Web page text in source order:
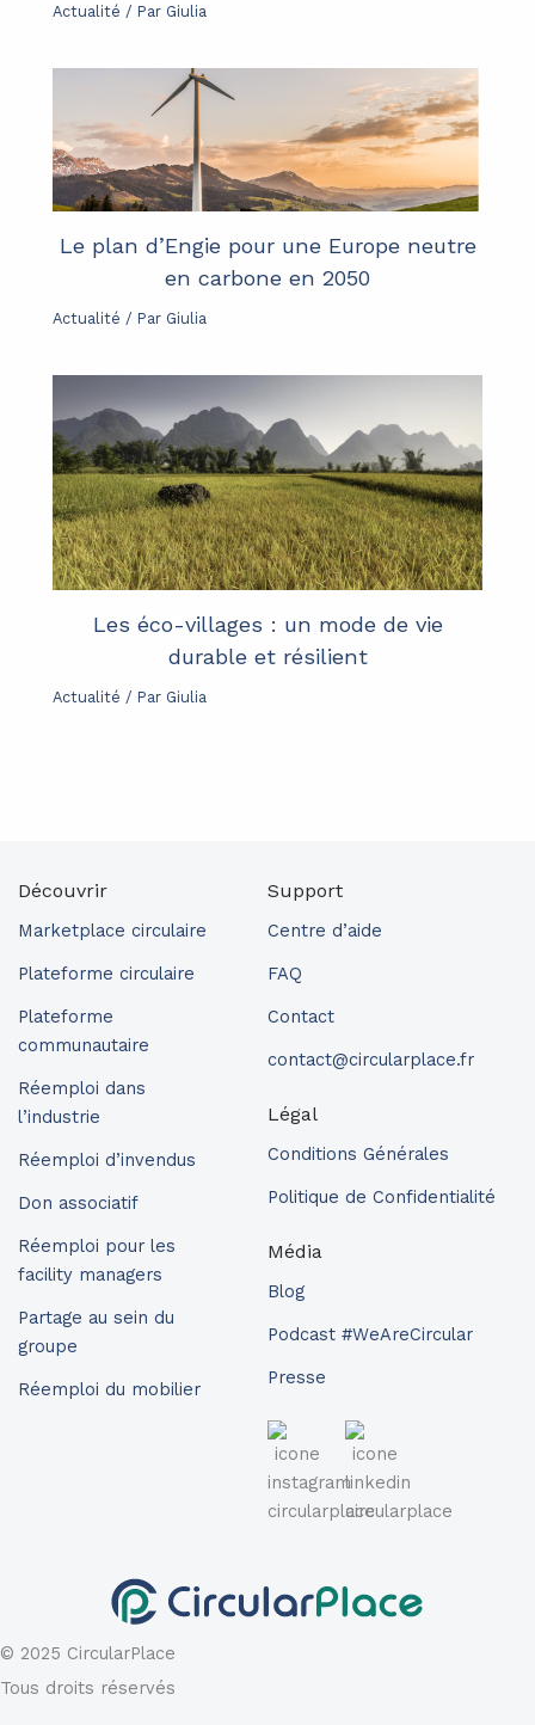
Actualité / Par Giulia
Le plan d’Engie pour une Europe neutre
en carbone en 2050
Actualité / Par Giulia
Les éco-villages : un mode de vie
durable et résilient
Actualité / Par Giulia
Découvrir
Marketplace circulaire
Plateforme circulaire
Plateforme
communautaire
Réemploi dans
l’industrie
Réemploi d’invendus
Don associatif
Réemploi pour les
facility managers
Partage au sein du
groupe
Réemploi du mobilier
Support
Centre d’aide
FAQ
Contact
contact@circularplace.fr
Légal
Conditions Générales
Politique de Confidentialité
Média
Blog
Podcast #WeAreCircular
Presse
© 2025 CircularPlace
Tous droits réservés